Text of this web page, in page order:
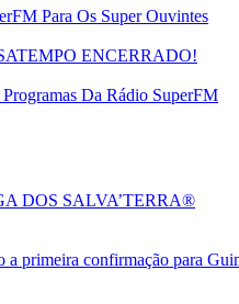
Para Os Super Ouvintes
ENCERRADO!
Da Rádio SuperFM
DOS SALVA’TERRA®
a primeira confirmação para